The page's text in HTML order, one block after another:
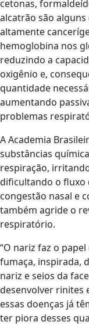
cetonas,
alcatrão são
altamente
hemoglobina nos
reduzindo a
oxigênio e,
quantidade
aumentando
problemas
A Academia
substâncias
respiração,
dificultando o fluxo
congestão nasal e
também agride o
respiratório.
“O nariz faz o
fumaça, inspirada,
nariz e seios da
desenvolver rinites
essas doenças já
ter piora desses